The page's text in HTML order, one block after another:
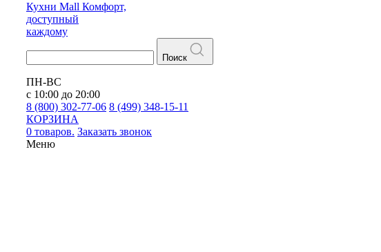
Кухни Mall Комфорт,
доступный
каждому
Поиск
ПН-ВС
с 10:00 до 20:00
8 (800) 302-77-06 8 (499) 348-15-11
КОРЗИНА
0 товаров. Заказать звонок
Меню